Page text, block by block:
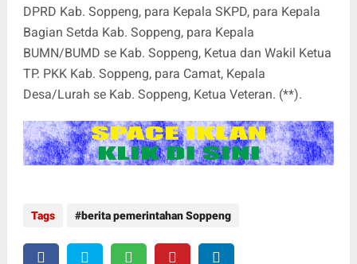
DPRD Kab. Soppeng, para Kepala SKPD, para Kepala
Bagian Setda Kab. Soppeng, para Kepala
BUMN/BUMD se Kab. Soppeng, Ketua dan Wakil Ketua
TP. PKK Kab. Soppeng, para Camat, Kepala
Desa/Lurah se Kab. Soppeng, Ketua Veteran. (**).
Tags berita pemerintahan Soppeng